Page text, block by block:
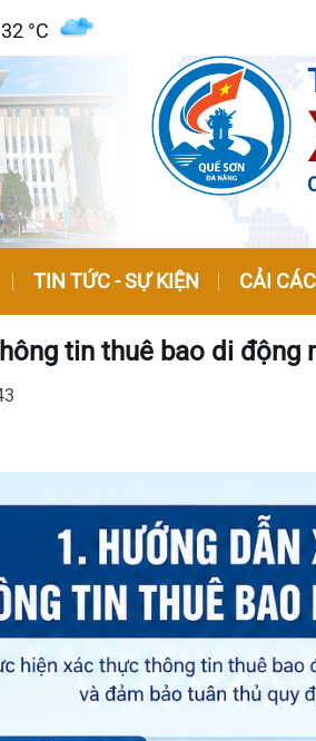
°C
TIN TỨC - SỰ KIỆN CẢI
tin thuê bao di động